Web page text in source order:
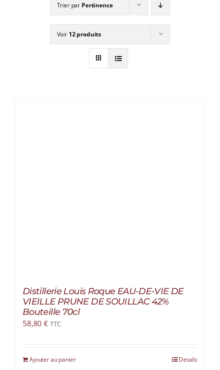
Trier par Pertinence
Voir 12 produits
Distillerie Louis Roque EAU-DE-VIE DE
VIEILLE PRUNE DE SOUILLAC 42%
Bouteille 70cl
58,80€ TTC
Ajouter au panier Details